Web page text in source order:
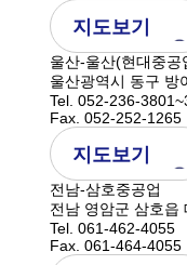
지도보기
울산-울산(현대중공
울산광역시 동구 방
Tel. 052-236-
Fax. 052-252-1265
지도보기
전남-삼호중공업
전남 영암군 삼호읍
Tel. 061-462-4055
Fax. 061-464-4055